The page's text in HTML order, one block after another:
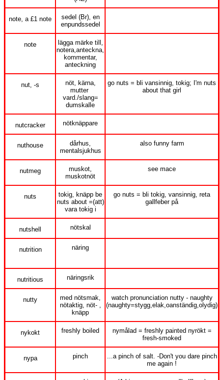
note, a £1 note
sedel (Br), en
enpundssedel
note
lägga märke till,
notera,anteckna,
kommentar,
anteckning
nut, -s
nöt, kärna,
mutter
vard./slang=
dumskalle
go nuts = bli vansinnig, tokig; I'm nuts
about that girl
nutcracker nötknäppare
nuthouse
dårhus,
mentalsjukhus
also funny farm
nutmeg
muskot,
muskotnöt
see mace
nuts
tokig, knäpp be
nuts about =(att)
vara tokig i
go nuts = bli tokig, vansinnig, reta
gallfeber på
nutshell nötskal
nutrition näring
nutritious näringsrik
nutty
med nötsmak,
nötaktig, nöt- ,
knäpp
watch pronunciation nutty - naughty
(naughty=stygg,elak,oanständig,olydig)
nykokt freshly boiled
nymålad = freshly painted nyrökt =
fresh-smoked
nypa pinch
...a pinch of salt. -Don't you dare pinch
me again !